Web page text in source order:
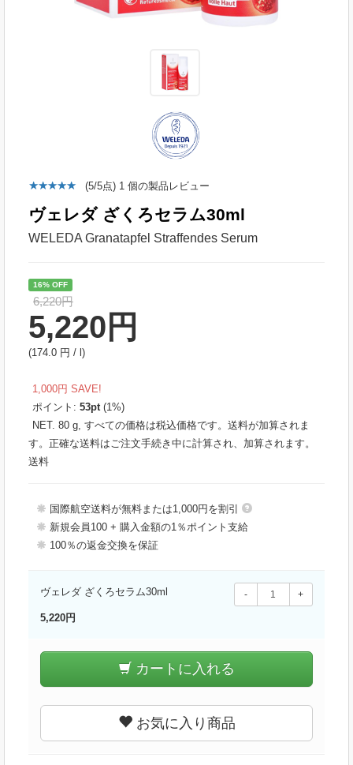
(5/5点) 1 個の製品レビュー
ヴェレダ ざくろセラム30ml
WELEDA Granatapfel Straffendes Serum
16% OFF
6,220円
5,220 円
(174.0 円 / l)
1,000円 SAVE!
ポイント: 53pt(1%)
NET. 80 g, すべての価格は税込価格です。送料が加算されま
す。正確な送料はご注文手続き中に計算され、加算されます。
送料
国際航空送料が無料または1,000円を割引
新規会員100 + 購入金額の1％ポイント支給
100％の返金交換を保証
ヴェレダ ざくろセラム30ml
5,220円
- +
カートに入れる
お気に入り商品